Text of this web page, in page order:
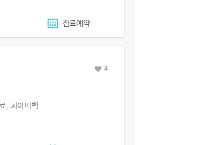
진료예약
, 치아미백
4